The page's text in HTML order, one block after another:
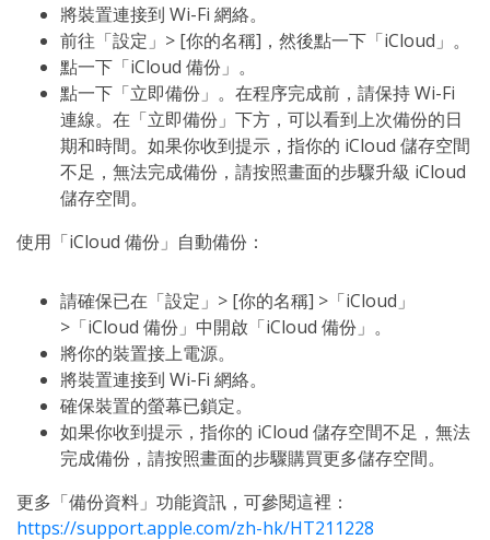
將裝置連接到 Wi-Fi 網絡。
前往「設定」> [你的名稱]，然後點一下「iCloud」。
點一下「iCloud 備份」。
點一下「立即備份」。在程序完成前，請保持 Wi-Fi
連線。在「立即備份」下方，可以看到上次備份的日
期和時間。如果你收到提示，指你的 iCloud 儲存空間
不足，無法完成備份，請按照畫面的步驟升級 iCloud
儲存空間。
使用「iCloud 備份」自動備份：
請確保已在「設定」> [你的名稱] >「iCloud」
>「iCloud 備份」中開啟「iCloud 備份」。
將你的裝置接上電源。
將裝置連接到 Wi-Fi 網絡。
確保裝置的螢幕已鎖定。
如果你收到提示，指你的 iCloud 儲存空間不足，無法
完成備份，請按照畫面的步驟購買更多儲存空間。
更多「備份資料」功能資訊，可參閱這裡：
https://support.apple.com/zh-hk/HT211228